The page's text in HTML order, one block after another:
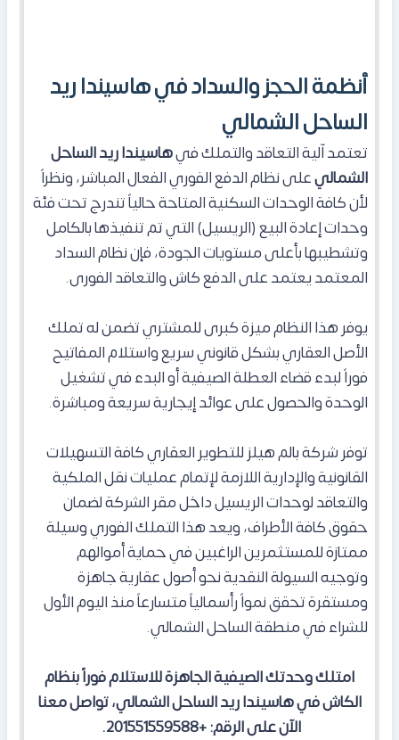
أنظمة الحجز والسداد في هاسيندا ريد
الساحل الشمالي
تعتمد آلية التعاقد والتملك فيهاسيندا ريد الساحل
الشماليعلى نظام الدفع الفوري الفعال المباشر، ونظراً
لأن كافة الوحدات السكنية المتاحة حالياً تندرج تحت فئة
وحدات إعادة البيع (الريسيل) التي تم تنفيذها بالكامل
وتشطيبها بأعلى مستويات الجودة، فإن نظام السداد
المعتمد يعتمد على الدفع كاش والتعاقد الفورى.
يوفر هذا النظام ميزة كبرى للمشتري تضمن له تملك
الأصل العقاري بشكل قانوني سريع واستلام المفاتيح
فوراً لبدء قضاء العطلة الصيفية أو البدء في تشغيل
الوحدة والحصول على عوائد إيجارية سريعة ومباشرة.
توفر شركة بالم هيلز للتطوير العقاري كافة التسهيلات
القانونية والإدارية اللازمة لإتمام عمليات نقل الملكية
والتعاقد لوحدات الريسيل داخل مقر الشركة لضمان
حقوق كافة الأطراف، ويعد هذا التملك الفوري وسيلة
ممتازة للمستثمرين الراغبين في حماية أموالهم
وتوجيه السيولة النقدية نحو أصول عقارية جاهزة
ومستقرة تحقق نمواً رأسمالياً متسارعاً منذ اليوم الأول
للشراء في منطقة الساحل الشمالي.
امتلك وحدتك الصيفية الجاهزة للاستلام فوراً بنظام
الكاش في هاسيندا ريد الساحل الشمالي، تواصل معنا
الآن على الرقم: +201551559588.